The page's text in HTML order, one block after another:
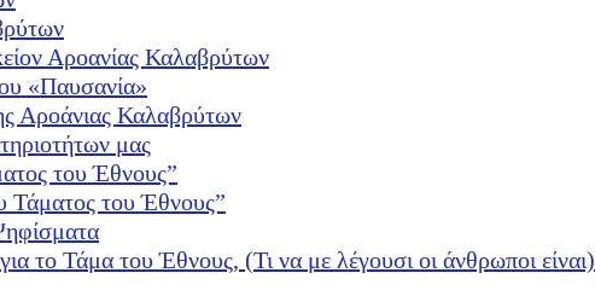
Αροανίας Καλαβρύτων
«Παυσανία»
Αροάνιας Καλαβρύτων
μας
του Έθνους”
Τάματος του Έθνους”
για το Τάμα του Έθνους, (Τι να με λέγουσι οι άνθρωποι είναι)